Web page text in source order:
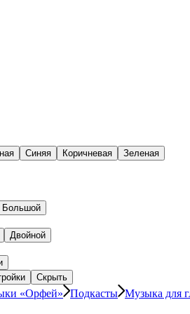
Синяя Коричневая Зеленая
Большой
Двойной
Скрыть
«Орфей» Подкасты Музыка для